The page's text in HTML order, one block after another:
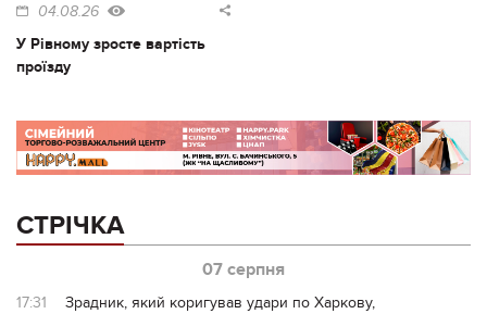
04.08.26
У Рівному зросте вартість
проїзду
СТРІЧКА
07 серпня
17:31
Зрадник, який коригував удари по Харкову,